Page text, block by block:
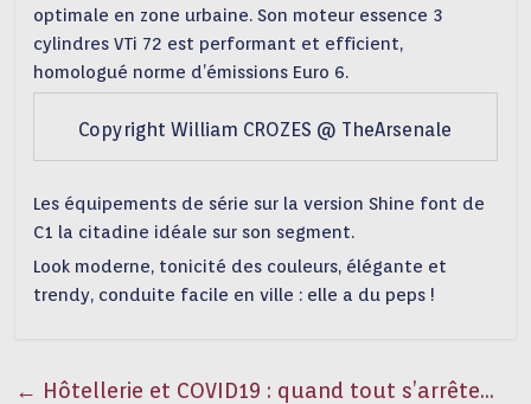
optimale en zone urbaine. Son moteur essence 3
cylindres VTi 72 est performant et efficient,
homologué norme d’émissions Euro 6.
Copyright William CROZES @ TheArsenale
Les équipements de série sur la version Shine font de
C1 la citadine idéale sur son segment.
Look moderne, tonicité des couleurs, élégante et
trendy, conduite facile en ville : elle a du peps !
← Hôtellerie et COVID19 : quand tout s’arrête…